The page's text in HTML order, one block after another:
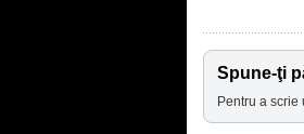
Spune-ţi
Pentru a scrie